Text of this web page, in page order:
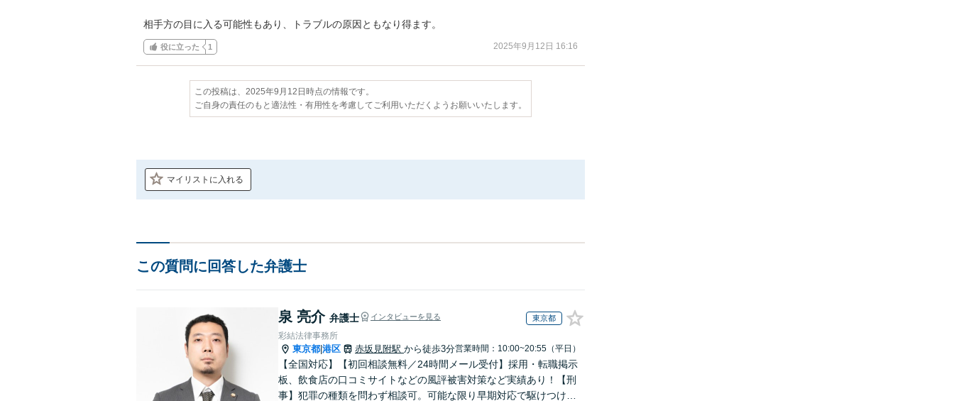
相手方の目に入る可能性もあり、トラブルの原因ともなり得ます。
役に立った 1 2025年9月12日 16:16
この投稿は、2025年9月12日時点の情報です。
ご自身の責任のもと適法性・有用性を考慮してご利用いただくようお願いいたします。
マイリストに入れる
この質問に回答した弁護士
泉 亮介 弁護士 インタビューを見る 東京都
彩結法律事務所
東京都 港区 赤坂見附駅 から徒歩3分営業時間：10:00~20:55（平日）
【全国対応】【初回相談無料／24時間メール受付】採用・転職掲示
板、飲食店の口コミサイトなどの風評被害対策など実績あり！【刑
事】犯罪の種類を問わず相談可。可能な限り早期対応で駆けつけサ